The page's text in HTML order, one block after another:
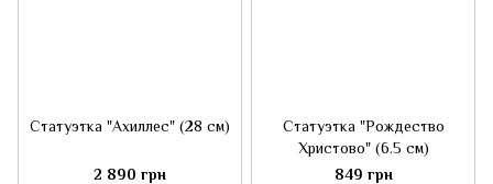
Статуэтка "Ахиллес" (28 см)
2 890 грн
Статуэтка "Рождество
Христово" (6.5 см)
849 грн